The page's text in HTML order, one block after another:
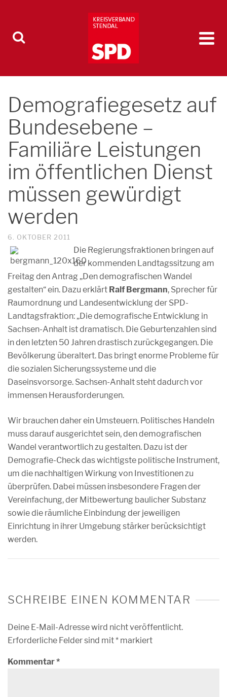
Demografiegesetz auf
Bundesebene –
Familiäre Leistungen
im öffentlichen Dienst
müssen gewürdigt
werden
6. OKTOBER 2011
Die Regierungsfraktionen bringen auf
der kommenden Landtagssitzung am
Freitag den Antrag „Den demografischen Wandel
gestalten“ ein. Dazu erklärt Ralf Bergmann, Sprecher für
Raumordnung und Landesentwicklung der SPD-
Landtagsfraktion: „Die demografische Entwicklung in
Sachsen-Anhalt ist dramatisch. Die Geburtenzahlen sind
in den letzten 50 Jahren drastisch zurückgegangen. Die
Bevölkerung überaltert. Das bringt enorme Probleme für
die sozialen Sicherungssysteme und die
Daseinsvorsorge. Sachsen-Anhalt steht dadurch vor
immensen Herausforderungen.
Wir brauchen daher ein Umsteuern. Politisches Handeln
muss darauf ausgerichtet sein, den demografischen
Wandel verantwortlich zu gestalten. Dazu ist der
Demografie-Check das wichtigste politische Instrument,
um die nachhaltigen Wirkung von Investitionen zu
überprüfen. Dabei müssen insbesondere Fragen der
Vereinfachung, der Mitbewertung baulicher Substanz
sowie die räumliche Einbindung der jeweiligen
Einrichtung in ihrer Umgebung stärker berücksichtigt
werden.
SCHREIBE EINEN KOMMENTAR
Deine E-Mail-Adresse wird nicht veröffentlicht.
Erforderliche Felder sind mit* markiert
Kommentar*